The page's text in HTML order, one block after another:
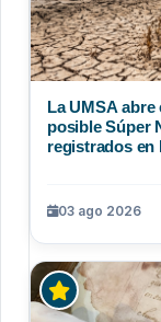
La UMSA
posible Súper
registrados en
03 ago 2026